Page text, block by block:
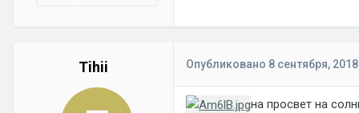
Tihii Опубликовано 8 сентября, 2018
на просвет на